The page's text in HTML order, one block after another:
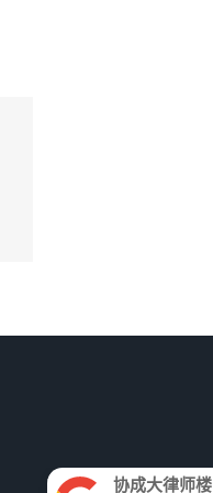
协成大律师楼